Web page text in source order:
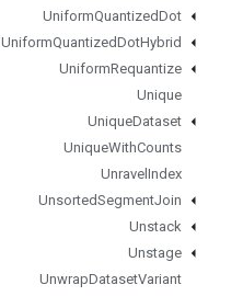
UniformQuantizedDot
UniformQuantizedDotHybrid
UniformRequantize
Unique
UniqueDataset
UniqueWithCounts
Unravel Index
UnsortedSegmentJoin
Unstack
Unstage
UnwrapDatasetVariant